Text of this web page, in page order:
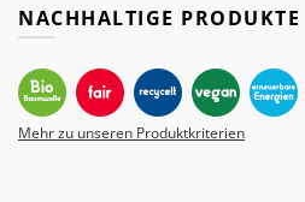
NACHHALTIGE PRODUKTE
Mehr zu unseren Produktkriterien